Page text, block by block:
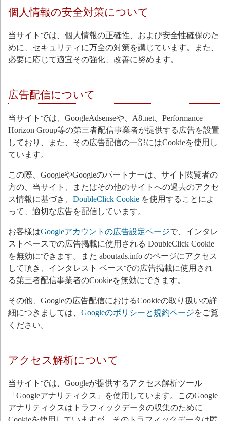
個人情報の安全対策について
当サイトでは、個人情報の正確性、および安全性確保のた
めに、セキュリティに万全の対策を講じています。また、
必要に応じて適宜その強化、改善に努めます。
広告配信について
当サイトでは、GoogleAdsenseや、A8.net、Performance
Horizon Group等の第三者配信事業者が提供する広告を設置
しており、また、その広告配信の一部にはCookieを使用し
ています。
この際、GoogleやGoogleのパートナーは、サイト閲覧者の
方の、当サイト、またはその他のサイトへの過去のアクセ
ス情報に基づき、 DoubleClick Cookie を使用することによ
って、適切な広告を配信しています。
お客様はGoogleアカウントの広告設定ページで、インタレ
ストベースでの広告掲載に使用される DoubleClick Cookie
を無効にできます。また aboutads.info のページにアクセス
して頂き、インタレスト ベースでの広告掲載に使用され
る第三者配信事業者のCookieを無効にできます。
その他、Googleの広告配信におけるCookieの取り扱いの詳
細につきましては、 Googleのポリシーと規約ページをご覧
ください。
アクセス解析について
当サイトでは、Googleが提供するアクセス解析ツール
「Googleアナリティクス」を使用しています。このGoogle
アナリティクスはトラフィックデータの収集のために